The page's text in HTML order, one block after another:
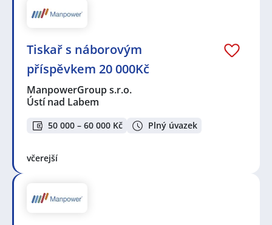
Tiskař s náborovým
příspěvkem 20 000Kč
ManpowerGroup s.r.o.
Ústí nad Labem
50 000 – 60 000 Kč Plný úvazek
včerejší